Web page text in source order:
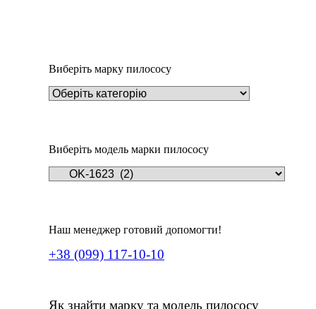
Виберіть марку пилососу
Виберіть модель марки пилососу
Наш менеджер готовий допомогти!
+38 (099) 117-10-10
Як знайти марку та модель пилососу